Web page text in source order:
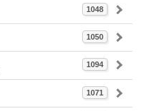
1048
1050
1094
1071